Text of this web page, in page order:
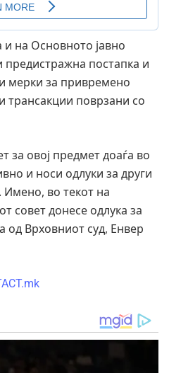
и на Основното јавно
предистражна постапка и
мерки за привремено
трансакции поврзани со
за овој предмет доаѓа во
и носи одлуки за други
во текот на
совет донесе одлука за
од Врховниот суд, Енвер